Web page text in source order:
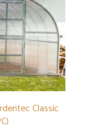
Classic